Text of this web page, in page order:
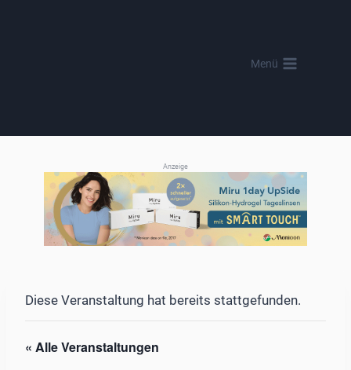
Menü
Anzeige
Diese Veranstaltung hat bereits stattgefunden.
« Alle Veranstaltungen